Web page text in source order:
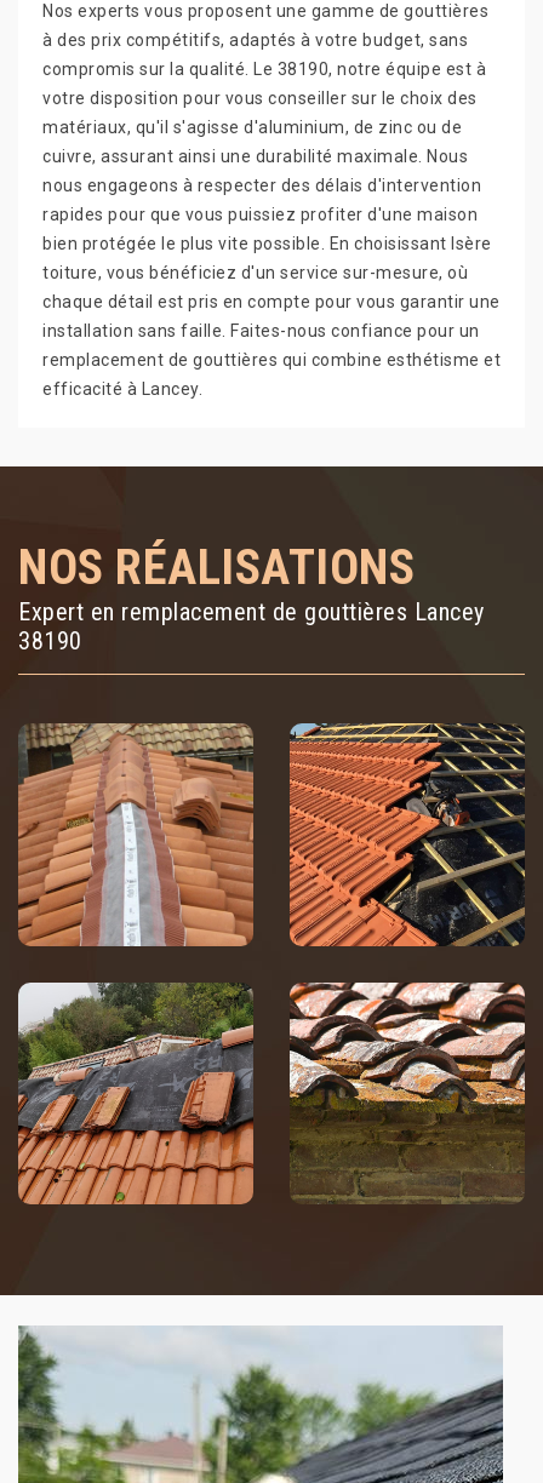
Nos experts vous proposent une gamme de gouttières
à des prix compétitifs, adaptés à votre budget, sans
compromis sur la qualité. Le 38190, notre équipe est à
votre disposition pour vous conseiller sur le choix des
matériaux, qu'il s'agisse d'aluminium, de zinc ou de
cuivre, assurant ainsi une durabilité maximale. Nous
nous engageons à respecter des délais d'intervention
rapides pour que vous puissiez profiter d'une maison
bien protégée le plus vite possible. En choisissant Isère
toiture, vous bénéficiez d'un service sur-mesure, où
chaque détail est pris en compte pour vous garantir une
installation sans faille. Faites-nous confiance pour un
remplacement de gouttières qui combine esthétisme et
efficacité à Lancey.
NOS RÉALISATIONS
Expert en remplacement de gouttières Lancey
38190